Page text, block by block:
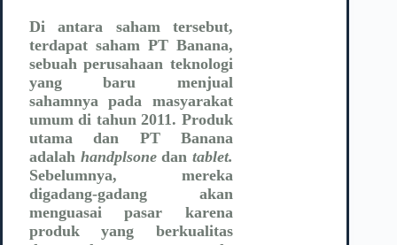
Di antara saham tersebut,
terdapat saham PT Banana,
sebuah perusahaan teknologi
yang baru menjual
sahamnya pada masyarakat
umum di tahun 2011. Produk
utama dan PT Banana
adalah handplsonedan tablet.
Sebelumnya, mereka
digadang-gadang akan
menguasai pasar karena
produk yang berkualitas